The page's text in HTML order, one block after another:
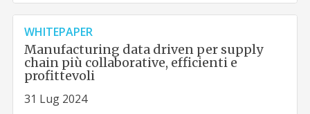
WHITEPAPER
Manufacturing data driven per supply
chain più collaborative, efficienti e
profittevoli
31 Lug 2024